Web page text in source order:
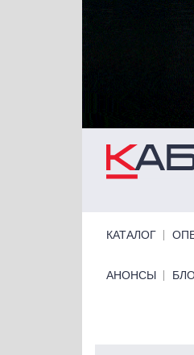
КАТАЛОГ
Primary links bottom
АНОНСЫ